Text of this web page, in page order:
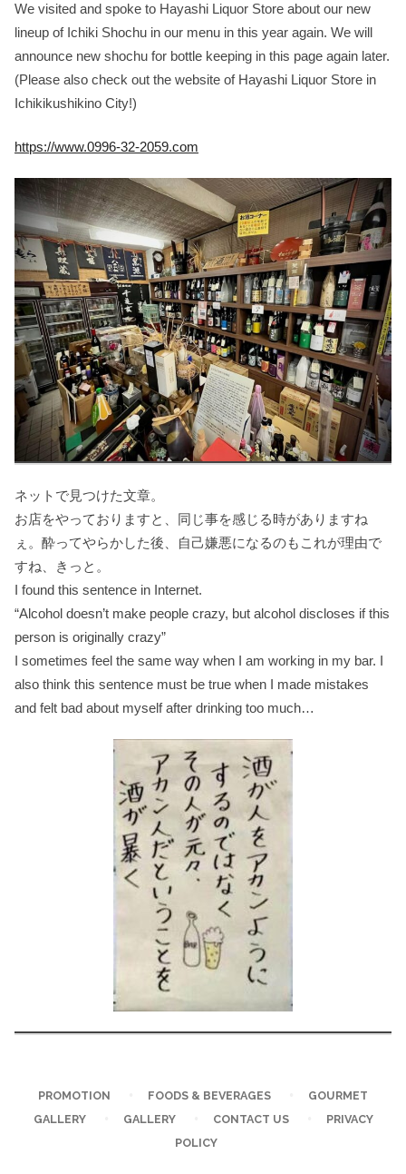
We visited and spoke to Hayashi Liquor Store about our new
lineup of Ichiki Shochu in our menu in this year again. We will
announce new shochu for bottle keeping in this page again later.
(Please also check out the website of Hayashi Liquor Store in
Ichikikushikino City!)
https://www.0996-32-2059.com
ネットで見つけた文章。
お店をやっておりますと、同じ事を感じる時がありますね
ぇ。酔ってやらかした後、自己嫌悪になるのもこれが理由で
すね、きっと。
I found this sentence in Internet.
“Alcohol doesn’t make people crazy, but alcohol discloses if this
person is originally crazy”
I sometimes feel the same way when I am working in my bar. I
also think this sentence must be true when I made mistakes
and felt bad about myself after drinking too much…
PROMOTION FOODS & BEVERAGES
GOURMET
GALLERY
GALLERY CONTACT US
PRIVACY
POLICY